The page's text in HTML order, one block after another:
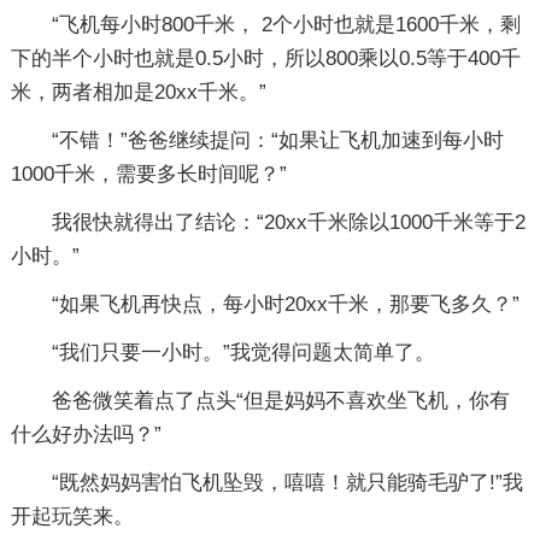
“飞机每小时800千米， 2个小时也就是1600千米，剩
下的半个小时也就是0.5小时，所以800乘以0.5等于400千
米，两者相加是20xx千米。”
“不错！”爸爸继续提问：“如果让飞机加速到每小时
1000千米，需要多长时间呢？”
我很快就得出了结论：“20xx千米除以1000千米等于2
小时。”
“如果飞机再快点，每小时20xx千米，那要飞多久？”
“我们只要一小时。”我觉得问题太简单了。
爸爸微笑着点了点头“但是妈妈不喜欢坐飞机，你有
什么好办法吗？”
“既然妈妈害怕飞机坠毁，嘻嘻！就只能骑毛驴了!”我
开起玩笑来。